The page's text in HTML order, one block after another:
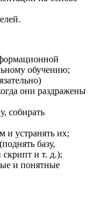
обучению;
они раздражены
собирать
и устранять их;
базу,
скрипт и т. д.);
и понятные